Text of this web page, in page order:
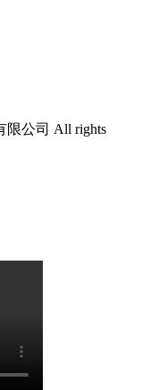
限公司 All rights